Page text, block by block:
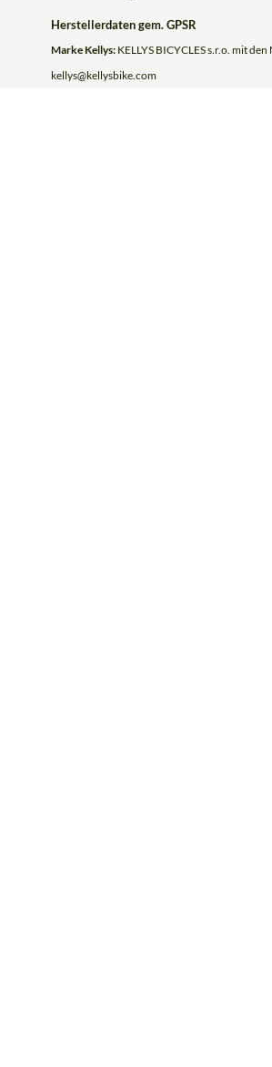
Herstellerdaten gem. GPSR
Marke Kellys: KELLYS BICYCLES s.r.o. mit
kellys@kellysbike.com